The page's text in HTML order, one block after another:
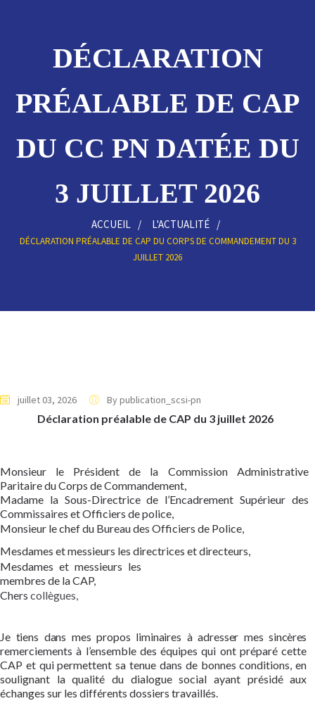
DÉCLARATION
PRÉALABLE DE CAP
DU CC PN DATÉE DU
3 JUILLET 2026
ACCUEIL L'ACTUALITÉ
DÉCLARATION PRÉALABLE DE CAP DU CORPS DE COMMANDEMENT DU 3
JUILLET 2026
juillet 03, 2026 By publication_scsi-pn
Déclaration préalable de CAP du 3 juillet 2026
Monsieur le Président de la Commission Administrative
Paritaire du Corps de Commandement,
Madame la Sous-Directrice de l’Encadrement Supérieur des
Commissaires et Officiers de police,
Monsieur le chef du Bureau des Officiers de Police,
Mesdames et messieurs les directrices et directeurs,
Mesdames et messieurs les
membres de laCAP,
Chers collègues,
Je tiens dans mes propos liminaires à adresser mes sincères
remerciements à l’ensemble des équipes qui ont préparé cette
CAP et qui permettent sa tenue dans de bonnes conditions, en
soulignant la qualité du dialogue social ayant présidé aux
échanges sur les différents dossiers travaillés.